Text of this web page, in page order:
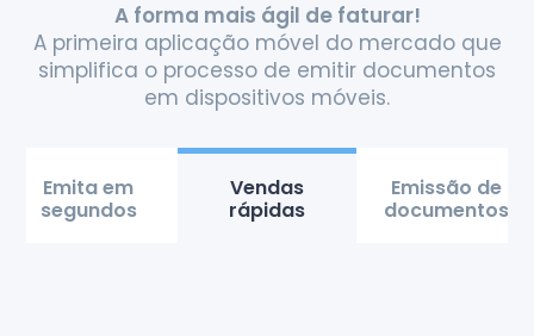
A forma mais ágil de faturar!
A primeira aplicação móvel do mercado que
simplifica o processo de emitir documentos
em dispositivos móveis.
Emita em
segundos
Vendas
rápidas
Emissão de
documentos